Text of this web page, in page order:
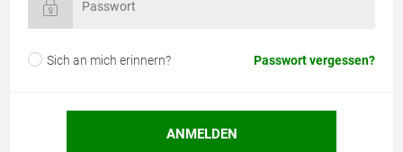
Sich an mich erinnern? Passwort vergessen?